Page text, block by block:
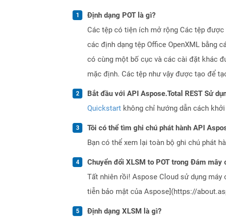
Định dạng POT là gì?
Các tệp có tiện ích mở rộng Các tệp
các định dạng tệp Office OpenXML bằng
có cùng một bố cục và các cài đặt khác
mặc định. Các tệp như vậy được tạo để
Bắt đầu với API Aspose.Total REST Sử
Quickstart không chỉ hướng dẫn cách
Tôi có thể tìm ghi chú phát hành API
Bạn có thể xem lại toàn bộ ghi chú phát
Chuyển đổi XLSM to POT trong Đám mây
Tất nhiên rồi! Aspose Cloud sử dụng
tiễn bảo mật của Aspose](https://
Định dạng XLSM là gì?